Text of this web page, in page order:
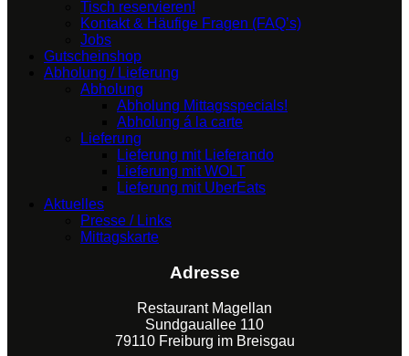
Tisch reservieren!
Kontakt & Häufige Fragen (FAQ’s)
Jobs
Gutscheinshop
Abholung / Lieferung
Abholung
Abholung Mittagsspecials!
Abholung á la carte
Lieferung
Lieferung mit Lieferando
Lieferung mit WOLT
Lieferung mit UberEats
Aktuelles
Presse / Links
Mittagskarte
Adresse
Restaurant Magellan
Sundgauallee 110
79110 Freiburg im Breisgau